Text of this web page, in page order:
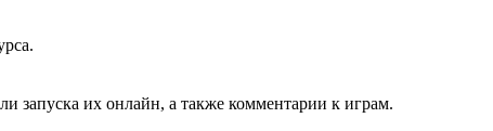
запуска их онлайн, а также комментарии к играм.